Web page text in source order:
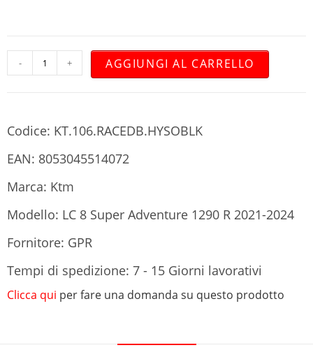
- + AGGIUNGI AL CARRELLO
Codice: KT.106.RACEDB.HYSOBLK
EAN: 8053045514072
Marca: Ktm
Modello: LC 8 Super Adventure 1290 R 2021-2024
Fornitore: GPR
Tempi di spedizione: 7 - 15 Giorni lavorativi
Clicca qui per fare una domanda su questo prodotto